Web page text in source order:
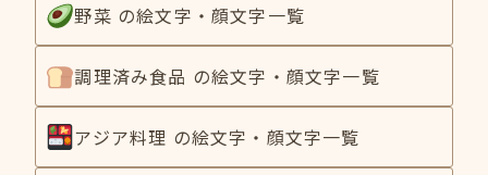
野菜 の絵文字・顔文字一覧
調理済み食品 の絵文字・顔文字一覧
アジア料理 の絵文字・顔文字一覧